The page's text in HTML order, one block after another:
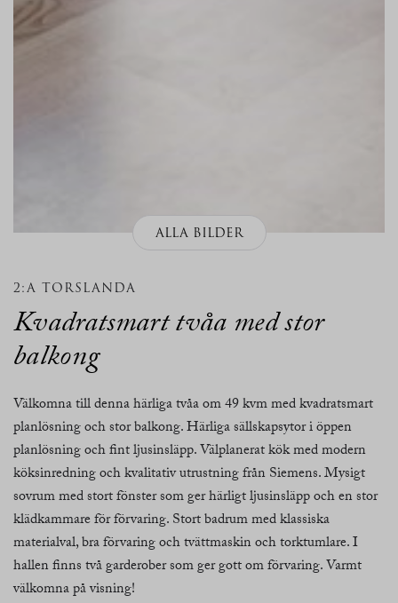
ALLA BILDER
2:A TORSLANDA
Kvadratsmart tvåa med stor
balkong
Välkomna till denna härliga tvåa om 49 kvm med kvadratsmart
planlösning och stor balkong. Härliga sällskapsytor i öppen
planlösning och fint ljusinsläpp. Välplanerat kök med modern
köksinredning och kvalitativ utrustning från Siemens. Mysigt
sovrum med stort fönster som ger härligt ljusinsläpp och en stor
klädkammare för förvaring. Stort badrum med klassiska
materialval, bra förvaring och tvättmaskin och torktumlare. I
hallen finns två garderober som ger gott om förvaring. Varmt
välkomna på visning!